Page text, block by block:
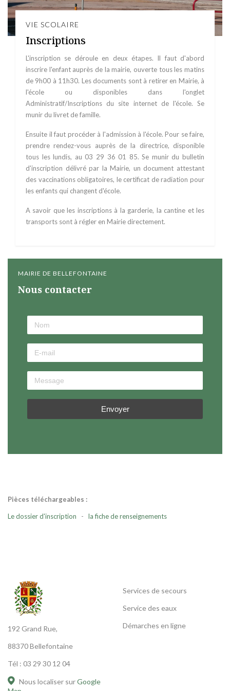
VIE SCOLAIRE
Inscriptions
L'inscription se déroule en deux étapes. Il faut d'abord
inscrire l'enfant auprès de la mairie, ouverte tous les matins
de 9h00 à 11h30. Les documents sont à retirer en Mairie, à
l'école ou disponibles dans l'onglet
Administratif/Inscriptions du site internet de l'école. Se
munir du livret de famille.
Ensuite il faut procéder à l'admission à l'école. Pour se faire,
prendre rendez-vous auprès de la directrice, disponible
tous les lundis, au 03 29 36 01 85. Se munir du bulletin
d'inscription délivré par la Mairie, un document attestant
des vaccinations obligatoires, le certificat de radiation pour
les enfants qui changent d'école.
A savoir que les inscriptions à la garderie, la cantine et les
transports sont à régler en Mairie directement.
MAIRIE DE BELLEFONTAINE
Nous contacter
Envoyer
Pièces téléchargeables :
Le dossier d'inscription - la fiche de renseignements
192 Grand Rue,
88370 Bellefontaine
Tél : 03 29 30 12 04
Nous localiser surGoogle
Services de secours
Service des eaux
Démarches en ligne